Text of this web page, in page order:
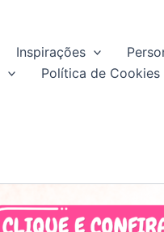
Inspirações
Política de Cookies